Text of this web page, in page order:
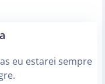
eu estarei sempre